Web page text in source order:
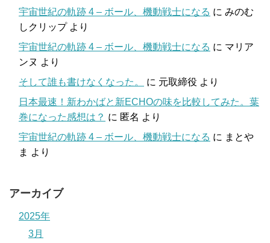
宇宙世紀の軌跡 4 – ボール、機動戦士になる に みのむ
しクリップより
宇宙世紀の軌跡 4 – ボール、機動戦士になる に マリア
ンヌ より
そして誰も書けなくなった。
に 元取締役 より
日本最速！新わかばと新ECHOの味を比較してみた。葉
巻になった感想は？ に 匿名 より
宇宙世紀の軌跡 4 – ボール、機動戦士になる に まとや
ま より
アーカイブ
2025年
3月